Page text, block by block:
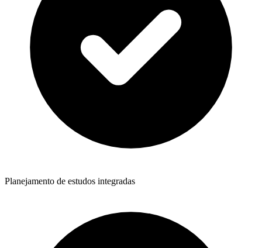
Planejamento de estudos integradas